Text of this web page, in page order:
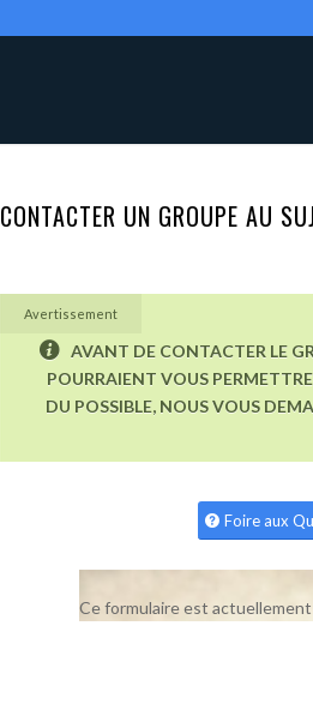
CONTACTER UN GROUPE AU
Avertissement
AVANT DE CONTACTER LE
POURRAIENT VOUS
DU POSSIBLE, NOUS VOUS
Foire aux
Ce formulaire est